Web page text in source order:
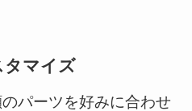
タマイズ
パーツを好みに合わせ